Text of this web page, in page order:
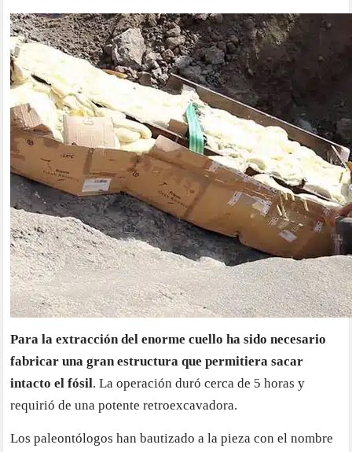
de
5
Para la extracción del enorme cuello ha sido necesario
fabricar una gran estructura que permitiera sacar
intacto el fósil. La operación duró cerca de 5 horas y
requirió de una potente retroexcavadora.
Los paleontólogos han bautizado a la pieza con el nombre